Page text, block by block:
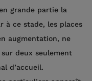
grande partie la
à ce stade, les places
augmentation, ne
deux seulement
d’accueil.